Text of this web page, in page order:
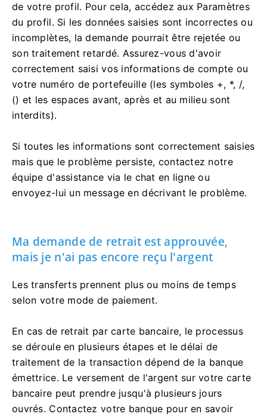
de votre profil. Pour cela, accédez aux Paramètres
du profil. Si les données saisies sont incorrectes ou
incomplètes, la demande pourrait être rejetée ou
son traitement retardé. Assurez-vous d'avoir
correctement saisi vos informations de compte ou
votre numéro de portefeuille (les symboles +, *, /,
() et les espaces avant, après et au milieu sont
interdits).
Si toutes les informations sont correctement saisies
mais que le problème persiste, contactez notre
équipe d'assistance via le chat en ligne ou
envoyez-lui un message en décrivant le problème.
Ma demande de retrait est approuvée,
mais je n'ai pas encore reçu l'argent
Les transferts prennent plus ou moins de temps
selon votre mode de paiement.
En cas de retrait par carte bancaire, le processus
se déroule en plusieurs étapes et le délai de
traitement de la transaction dépend de la banque
émettrice. Le versement de l'argent sur votre carte
bancaire peut prendre jusqu'à plusieurs jours
ouvrés. Contactez votre banque pour en savoir